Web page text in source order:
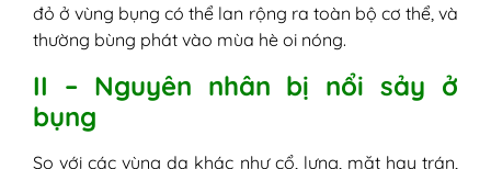
đỏ ở vùng bụng có thể lan rộng ra toàn bộ cơ thể, và
thường bùng phát vào mùa hè oi nóng.
II – Nguyên nhân bị nổi sảy ở
bụng
So với các vùng da khác như cổ, lưng, mặt hay trán,